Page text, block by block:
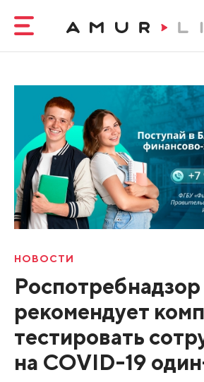
НОВОСТИ
Роспотребнадзор
рекомендует
тестировать
на COVID-19